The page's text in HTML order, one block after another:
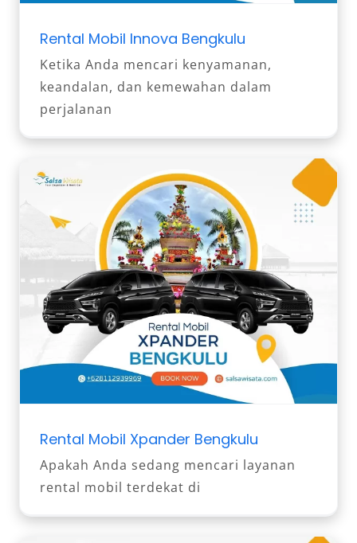
Rental Mobil Innova Bengkulu
Ketika Anda mencari kenyamanan,
keandalan, dan kemewahan dalam
perjalanan
Rental Mobil Xpander Bengkulu
Apakah Anda sedang mencari layanan
rental mobil terdekat di